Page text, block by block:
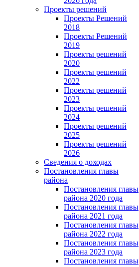
Проекты решений
Проекты Решений
2018
Проекты Решений
2019
Проекты решений
2020
Проекты решений
2022
Проекты решений
2023
Проекты решений
2024
Проекты решений
2025
Проекты решений
2026
Сведения о доходах
Постановления главы
района
Постановления главы
района 2020 года
Постановления главы
района 2021 года
Постановления главы
района 2022 года
Постановления главы
района 2023 года
Постановления главы